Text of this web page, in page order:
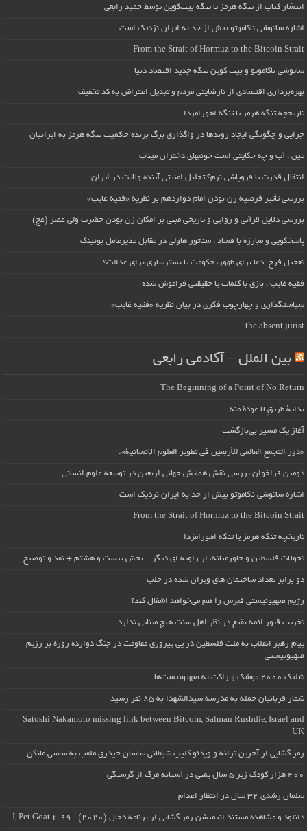
انتشار کتاب از تنگه هرمز تا تنگه بیت‌کوین توسط حمید رابعی
اشاره ساتوشی ناکاموتو بیش از حد به ایران نزدیک است
From the Strait of Hormuz to the Bitcoin Strait
ساتوشی ناکاموتو و بیت کوین تنگه جدید اقتصاد دنیا
بهره‌برداری اقتصادی از نارضایتی مردم و تبدیل اعتراض به کد تخفیف
تاریخچه تنگه هرمز یا تنگه اهورامزدا
چرایی و چگونگی ایجاد روندها در واگذاری برگ برنده حاکمیت تنگه هرمز به ایرانیان
مین ، آب و چه حکایتی است خونبهای دختران میناب
انتقال قدرت یا فروپاشی نرم؟ تحلیل امنیتی آینده ولایت در ایران
بررسی تأثیر فرضیه زن بودن امام دوازدهم بر نظریه «فقیه غایب»
بررسی دلایل قرآنی و روایی و تاریخی مبنی بر امکان زن بودن حضرت ولی عصر (عج)
پاسخگویی و مبارزه با فساد ، سناتور هاولی در مقابل مدیرعامل بوئینگ
تعجیل فرج: دعا برای ظهور، حکومت یا بسترسازی برای عدالت؟
فقیه غایب ، بازی با کلمات یا حقیقتی فراموش شده
سیاستگذاری و چهارچوب فکری در بیان نظریه «فقیه غایب»
the absent jurist
بین الملل – آکادمی رابعی
The Beginning of a Point of No Return
بداية طريقٍ لا عودة منه
آغاز یک مسیر بی‌بازگشت
«دور التجمع العالمي للأربعين في تطوير العلوم الإنسانية».
دومین فراخوان بررسی نقش همایش جهانی اربعین در توسعه علوم انسانی
اشاره ساتوشی ناکاموتو بیش از حد به ایران نزدیک است
From the Strait of Hormuz to the Bitcoin Strait
تاریخچه تنگه هرمز یا تنگه اهورامزدا
تحولات فلسطین و خاورمیانه، از زاویه ای دیگر – بخش بیست و هشتم + نقد و توضیح
دو برابر تعداد ساختمان های ویران شده در حلب
رژیم صهیونیستی قبرس را هم می‌خواهد اشغال کند؟
تخریب قبور ائمه بقیع در نظر اهل سنت هیچ مبنایی ندارد
پیام رهبر انقلاب به ملت فلسطین در پی پیروزی مقاومت در جنگ دوازده روزه بر رژیم
صهیونیستی
شلیک ۲۰۰۰ موشک و راکت به صهیونیست‌ها
شمار قربانیان حمله به مدرسه سیدالشهدا به ۸۵ نفر رسید
Satoshi Nakamoto missing link between Bitcoin, Salman Rushdie, Israel and
UK
رمز گشایی از آخرین ترانه و ویدئو کلیپ شیطانی ساسان حیدری ملقب به ساسی مانکن
۴۰۰ هزار کودک زیر ۵ سال یمنی در آستانه مرگ از گرسنگی
سلمان رشدی ۳۲ سال در انتظار اعدام
دانلود و مشاهده مستند انیمیشن رمز گشایی از برنامه دجال (۲۰۲۰) : I, Pet Goat 2.99